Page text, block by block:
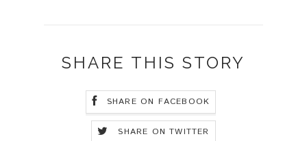
SHARE THIS STORY
SHARE ON FACEBOOK
SHARE ON TWITTER